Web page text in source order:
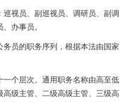
视员、副巡视员、调研员、副调
办事员。
员的职务序列，根据本法由国家
个层次。通用职务名称由高至低
级主管、二级高级主管、三级高